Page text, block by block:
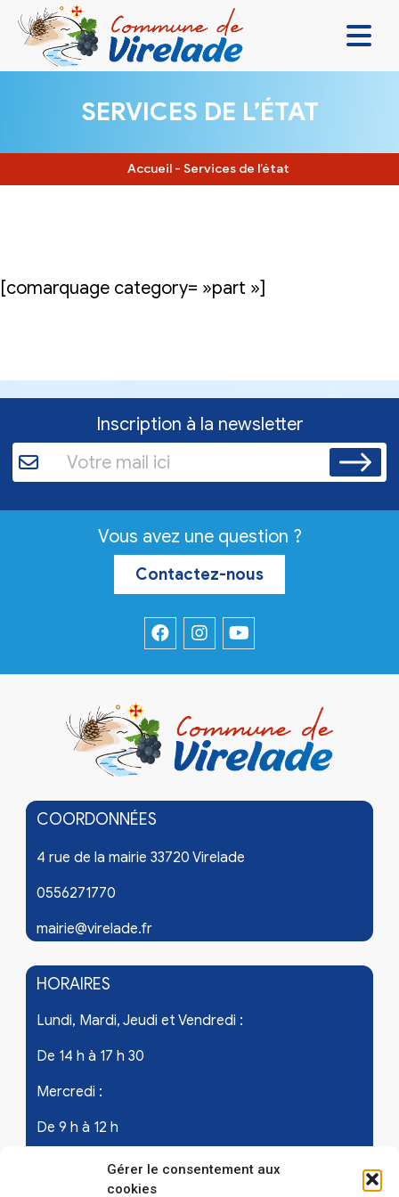
Gérer le consentement aux
cookies
VIVRE ENSEMBLE
SE DIVERTIR
SERVICES DE L’ÉTAT
Accueil - Services de l’état
[comarquage category= »part »]
Inscription à la newsletter
Vous avez une question ?
Contactez-nous
COORDONNÉES
4 rue de la mairie 33720 Virelade
0556271770
mairie@virelade.fr
HORAIRES
Lundi, Mardi, Jeudi et Vendredi :
De 14 h à 17 h 30
Mercredi :
De 9 h à 12 h
Samedi - les 1er et 3ème de chaque mois :